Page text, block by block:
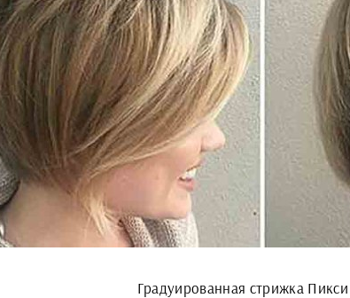
Градуированная стрижка